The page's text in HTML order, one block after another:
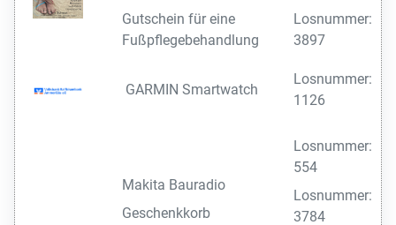
Gutschein für eine
Fußpflegebehandlung
Losnummer:
3897
GARMIN Smartwatch
Losnummer:
1126
Makita Bauradio
Geschenkkorb
Losnummer:
554
Losnummer:
3784